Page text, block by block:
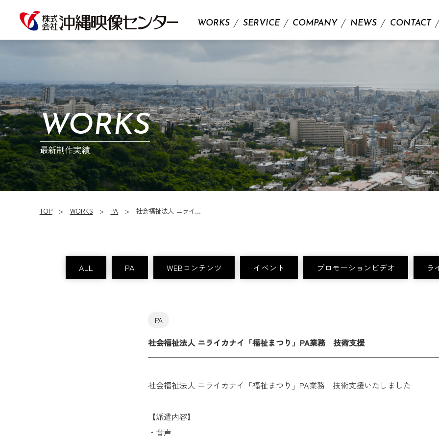
WORKS SERVICE COMPANY NEWS CONTACT
WORKS
最新制作実績
TOP WORKS PA 社会福祉法人 ニライ…
ALL PA WEBコンテンツ イベント プロモーションビデオ ラ
PA
社会福祉法人 ニライカナイ「福祉まつり」PA業務 技術支援
社会福祉法人 ニライカナイ「福祉まつり」PA業務 技術支援いたしました
【派遣内容】
・音声